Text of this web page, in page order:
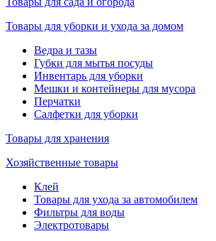
Товары для уборки и ухода за домом
Ведра и тазы
Губки для мытья посуды
Инвентарь для уборки
Мешки и контейнеры для мусора
Перчатки
Салфетки для уборки
Товары для хранения
Хозяйственные товары
Клей
Товары для ухода за автомобилем
Фильтры для воды
Электротовары